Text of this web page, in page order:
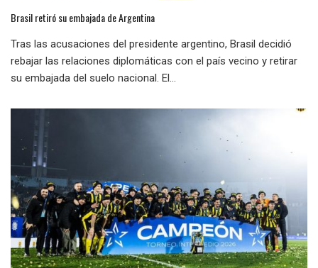
Brasil retiró su embajada de Argentina
Tras las acusaciones del presidente argentino, Brasil decidió
rebajar las relaciones diplomáticas con el país vecino y retirar
su embajada del suelo nacional. El...